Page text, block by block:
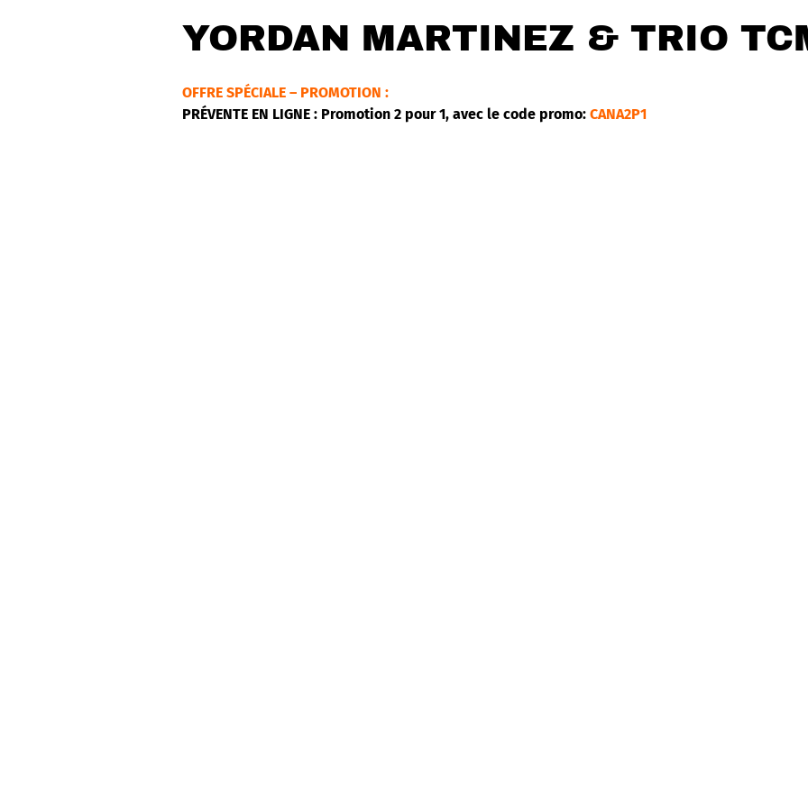
YORDAN MARTINEZ & TRIO
OFFRE SPÉCIALE – PROMOTION :
PRÉVENTE EN LIGNE : Promotion 2 pour 1, avec le code promo: CANA2P1